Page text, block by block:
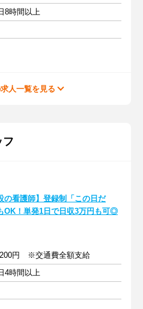
8時間以上
人一覧を見る
フ
の看護師】登録制「この日だ
OK！単発1日で日収3万円も可◎
円 ※交通費全額支給
4時間以上